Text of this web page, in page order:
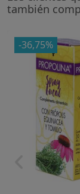
también
-36,75%